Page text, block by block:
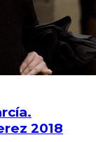
2018